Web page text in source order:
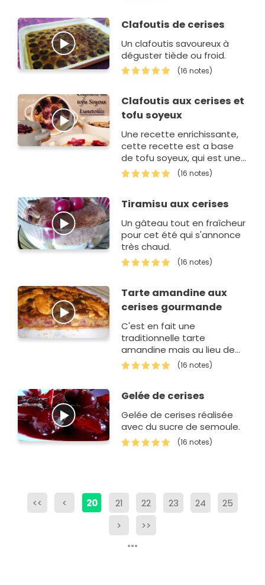
Clafoutis de cerises
Un clafoutis savoureux à
déguster tiède ou froid.
(16 notes)
Clafoutis aux cerises et
tofu soyeux
Une recette enrichissante,
cette recette est a base
de tofu soyeux, qui est une
pâte blanche peu odorante
dérivée de la fève de soja. Il
(16 notes)
Tiramisu aux cerises
Un gâteau tout en fraîcheur
pour cet été qui s'annonce
très chaud.
(16 notes)
Tarte amandine aux
cerises gourmande
C'est en fait une
traditionnelle tarte
amandine mais au lieu de
prendre des poires, j'ai
essayé avec des cerises,
(16 notes)
Gelée de cerises
Gelée de cerises réalisée
avec du sucre de semoule.
(16 notes)
<< < 20 21 22 23 24
25
>
>>